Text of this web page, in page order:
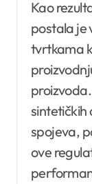
Kao
postala je
tvrtkama
sintetičkih
spojeva,
ove